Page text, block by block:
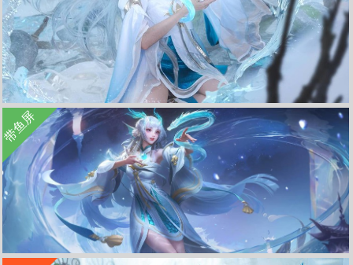
cosplay 王者荣耀西施 游龙清影 美女 4K电脑壁纸 4k手机壁纸
带鱼屏
立 即 下 载
收 藏
立 即 下 载
收 藏